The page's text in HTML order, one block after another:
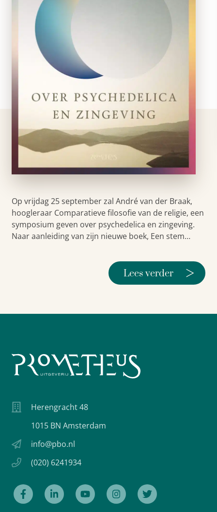
Op vrijdag 25 september zal André van der Braak,
hoogleraar Comparatieve filosofie van de religie, een
symposium geven over psychedelica en zingeving.
Naar aanleiding van zijn nieuwe boek, Een stem…
Lees verder >
Herengracht 48
1015 BN Amsterdam
info@pbo.nl
(020) 6241934